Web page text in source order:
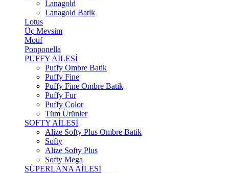
Lanagold
Lanagold Batik
Lotus
Üç Mevsim
Motif
Ponponella
PUFFY AİLESİ
Puffy Ombre Batik
Puffy Fine
Puffy Fine Ombre Batik
Puffy Fur
Puffy Color
Tüm Ürünler
SOFTY AİLESİ
Alize Softy Plus Ombre Batik
Softy
Alize Softy Plus
Softy Mega
SÜPERLANA AİLESİ